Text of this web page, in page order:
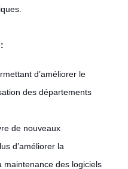
d’améliorer le
des départements
de nouveaux
d’améliorer la
maintenance des logiciels